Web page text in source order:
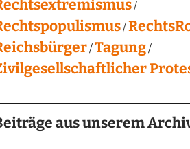
Tagung
aus unserem